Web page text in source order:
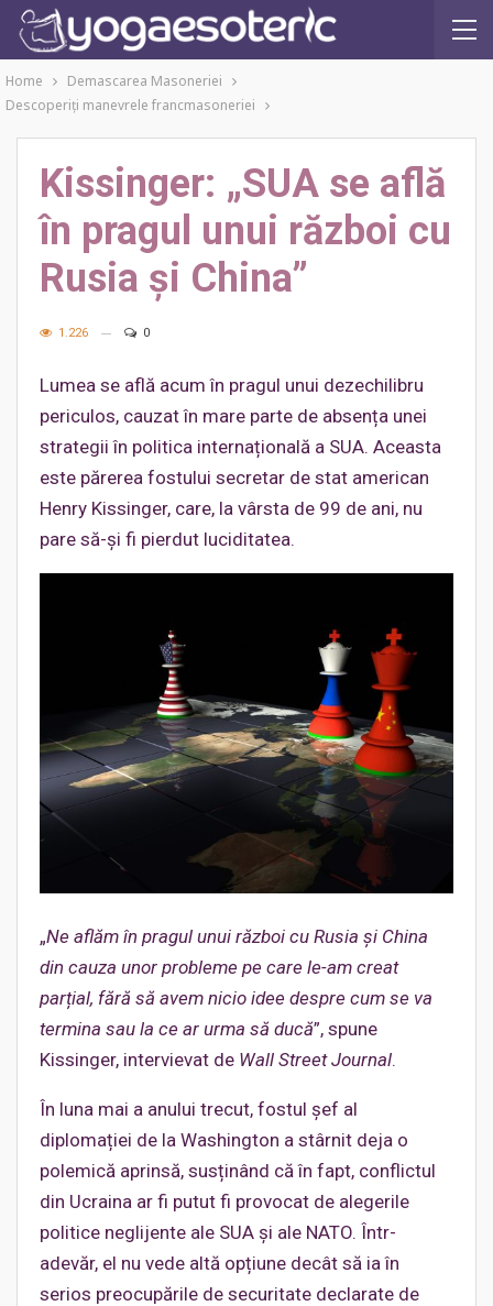
Home
Demascarea Masoneriei
Descoperiţi manevrele francmasoneriei
Kissinger: „SUA se află
în pragul unui război cu
Rusia și China”
1.226 0
Lumea se află acum în pragul unui dezechilibru
periculos, cauzat în mare parte de absența unei
strategii în politica internațională a SUA. Aceasta
este părerea fostului secretar de stat american
Henry Kissinger, care, la vârsta de 99 de ani, nu
pare să-și fi pierdut luciditatea.
„Ne aflăm în pragul unui război cu Rusia și China
din cauza unor probleme pe care le-am creat
parțial, fără să avem nicio idee despre cum se va
termina sau la ce ar urma să ducă”, spune
Kissinger, intervievat de Wall Street Journal.
În luna mai a anului trecut, fostul șef al
diplomației de la Washington a stârnit deja o
polemică aprinsă, susținând că în fapt, conflictul
din Ucraina ar fi putut fi provocat de alegerile
politice neglijente ale SUA și ale NATO. Într-
adevăr, el nu vede altă opțiune decât să ia în
serios preocupările de securitate declarate de